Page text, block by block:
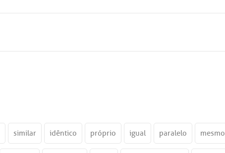
similar idêntico próprio igual paralelo mesmo